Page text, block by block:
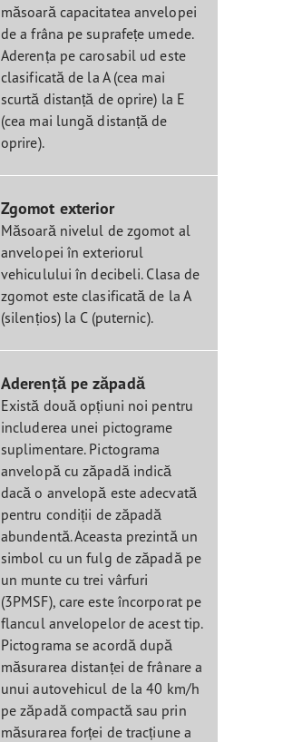
măsoară capacitatea anvelopei
de a frâna pe suprafețe umede.
Aderența pe carosabil ud este
clasificată de la A (cea mai
scurtă distanță de oprire) la E
(cea mai lungă distanță de
oprire).
Zgomot exterior
Măsoară nivelul de zgomot al
anvelopei în exteriorul
vehiculului în decibeli. Clasa de
zgomot este clasificată de la A
(silențios) la C (puternic).
Aderență pe zăpadă
Există două opțiuni noi pentru
includerea unei pictograme
suplimentare. Pictograma
anvelopă cu zăpadă indică
dacă o anvelopă este adecvată
pentru condiții de zăpadă
abundentă. Aceasta prezintă un
simbol cu un fulg de zăpadă pe
un munte cu trei vârfuri
(3PMSF), care este încorporat pe
flancul anvelopelor de acest tip.
Pictograma se acordă după
măsurarea distanței de frânare a
unui autovehicul de la 40 km/h
pe zăpadă compactă sau prin
măsurarea forței de tracțiune a